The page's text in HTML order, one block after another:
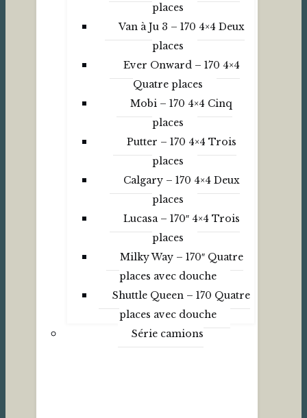
places
Van à Ju 3 – 170 4×4 Deux
places
Ever Onward – 170 4×4
Quatre places
Mobi – 170 4×4 Cinq
places
Putter – 170 4×4 Trois
places
Calgary – 170 4×4 Deux
places
Lucasa – 170″ 4×4 Trois
places
Milky Way – 170″ Quatre
places avec douche
Shuttle Queen – 170 Quatre
places avec douche
Série camions